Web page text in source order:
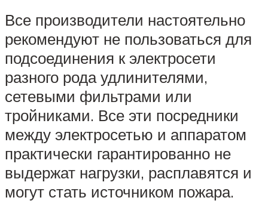
Все производители настоятельно
рекомендуют не пользоваться для
подсоединения к электросети
разного рода удлинителями,
сетевыми фильтрами или
тройниками. Все эти посредники
между электросетью и аппаратом
практически гарантированно не
выдержат нагрузки, расплавятся и
могут стать источником пожара.